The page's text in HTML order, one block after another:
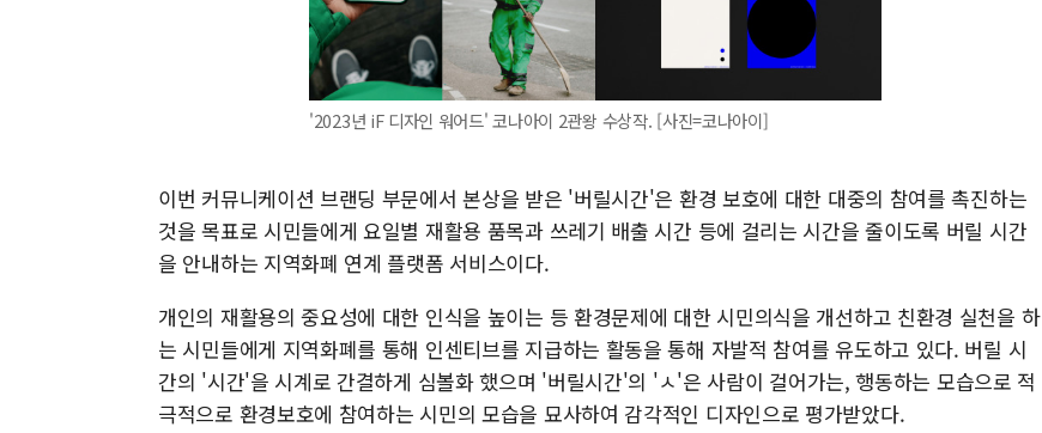
'2023년 iF 디자인 워어드' 코나아이 2관왕 수상작. [사진=코나아이]
이번 커뮤니케이션 브랜딩 부문에서 본상을 받은 '버릴시간'은 환경 보호에 대한 대중의 참여를 촉진하는
것을 목표로 시민들에게 요일별 재활용 품목과 쓰레기 배출 시간 등에 걸리는 시간을 줄이도록 버릴 시간
을 안내하는 지역화폐 연계 플랫폼 서비스이다.
개인의 재활용의 중요성에 대한 인식을 높이는 등 환경문제에 대한 시민의식을 개선하고 친환경 실천을 하
는 시민들에게 지역화폐를 통해 인센티브를 지급하는 활동을 통해 자발적 참여를 유도하고 있다. 버릴 시
간의 '시간'을 시계로 간결하게 심볼화 했으며 '버릴시간'의 'ㅅ'은 사람이 걸어가는, 행동하는 모습으로 적
극적으로 환경보호에 참여하는 시민의 모습을 묘사하여 감각적인 디자인으로 평가받았다.